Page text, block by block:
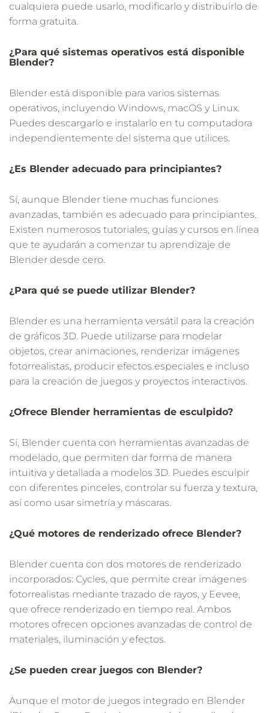
cualquiera puede usarlo, modificarlo y distribuirlo de
forma gratuita.
¿Para qué sistemas operativos está disponible
Blender?
Blender está disponible para varios sistemas
operativos, incluyendo Windows, macOS y Linux.
Puedes descargarlo e instalarlo en tu computadora
independientemente del sistema que utilices.
¿Es Blender adecuado para principiantes?
Sí, aunque Blender tiene muchas funciones
avanzadas, también es adecuado para principiantes.
Existen numerosos tutoriales, guías y cursos en línea
que te ayudarán a comenzar tu aprendizaje de
Blender desde cero.
¿Para qué se puede utilizar Blender?
Blender es una herramienta versátil para la creación
de gráficos 3D. Puede utilizarse para modelar
objetos, crear animaciones, renderizar imágenes
fotorrealistas, producir efectos especiales e incluso
para la creación de juegos y proyectos interactivos.
¿Ofrece Blender herramientas de esculpido?
Sí, Blender cuenta con herramientas avanzadas de
modelado, que permiten dar forma de manera
intuitiva y detallada a modelos 3D. Puedes esculpir
con diferentes pinceles, controlar su fuerza y textura,
así como usar simetría y máscaras.
¿Qué motores de renderizado ofrece Blender?
Blender cuenta con dos motores de renderizado
incorporados: Cycles, que permite crear imágenes
fotorrealistas mediante trazado de rayos, y Eevee,
que ofrece renderizado en tiempo real. Ambos
motores ofrecen opciones avanzadas de control de
materiales, iluminación y efectos.
¿Se pueden crear juegos con Blender?
Aunque el motor de juegos integrado en Blender